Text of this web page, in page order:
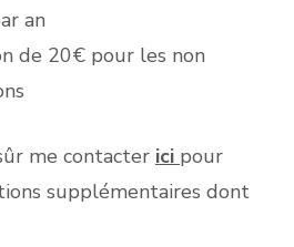
an
de 20€ pour les non
me contacter ici pour
supplémentaires dont